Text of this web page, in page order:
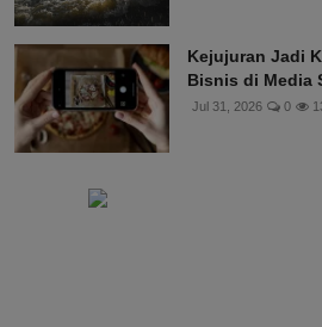
Kejujuran Jadi
Bisnis di Media
Jul 31, 2026 0